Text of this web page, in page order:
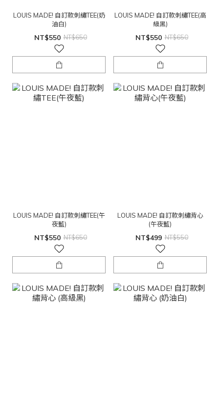
LOUIS MADE! 自訂款刺繡TEE(奶
油白)
NT$550 NT$650
LOUIS MADE! 自訂款刺繡TEE(高
級黑)
NT$550 NT$650
LOUIS MADE! 自訂款刺繡TEE(午
夜藍)
NT$550 NT$650
LOUIS MADE! 自訂款刺繡背心
(午夜藍)
NT$499 NT$550